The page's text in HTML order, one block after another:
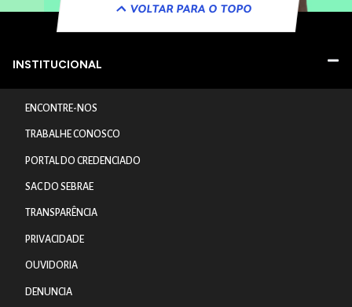
VOLTAR PARA O TOPO
INSTITUCIONAL
ENCONTRE-NOS
TRABALHE CONOSCO
PORTAL DO CREDENCIADO
SAC DO SEBRAE
TRANSPARÊNCIA
PRIVACIDADE
OUVIDORIA
DENUNCIA